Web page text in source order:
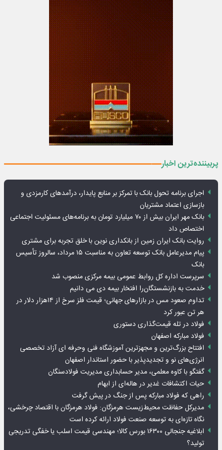
پربیننده‌ترین اخبار
اجرای برنامه تحول بانک با تمرکز بر منابع پایدار، درآمدهای کارمزدی و
بازسازی اعتماد مشتریان
بانک مهر ایران بیش از ۷۰ میلیارد تومان به برنامه‌های مسئولیت اجتماعی
اختصاص داد
روایت بانک ایران زمین از بانکداری نوین با خلق تجربه برای مشتری
پیام مدیرعامل بانک توسعه تعاون به مناسبت ۱۵ مرداد، سالروز تأسیس
بانک
سرپرست اداره کل روابط عمومی بیمه مرکزی منصوب شد
خدمت به بازنشستگان‌را افتخار بیمه دی می دانیم
تداوم صعود مس در بازارهای جهانی؛ قیمت فلز سرخ از ۱۴هزار دلار در
هر تن عبور کرد
فولاد در تله قیمت‌گذاری دستوری
فولاد مبارکه اصفهان
افتتاح بزرگ‌ترین و مجهزترین آموزشگاه فنی وحرفه ای آزاد تخصصی
انرژی‌های نو و تجدیدپذیر با حضور استاندار اصفهان
گفتگو با کاوه معلمی، مدیر حسابداری مدیریت فولادسنگان
حیات اکتشافات غدیر در هاله‌ای از ابهام
راهی که فولاد مبارکه پس از جنگ در پیش گرفت
مدیرکل حفاظت محیط‌زیست هرمزگان: فولاد هرمزگان با اقتصاد چرخشی،
نگاه تازه‌ای به توسعه صنعت فولاد ارائه کرده است
ابلاغیه جنجالی ۱۶۳۰۰ بورس کالا؛ مهندسی قیمت اسلب یا خفگی تدریجی
تولید؟